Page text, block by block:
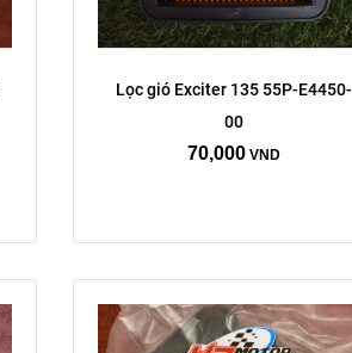
Lọc gió Exciter 135 55P-E4450-
00
70,000 VND